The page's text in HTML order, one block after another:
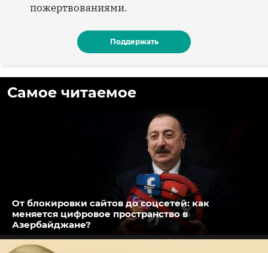
пожертвованиями.
Поддержать
Самое читаемое
От блокировки сайтов до соцсетей: как
меняется цифровое пространство в
Азербайджане?